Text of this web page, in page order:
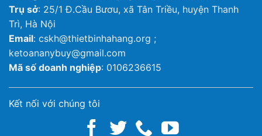
Trụ sở: 25/1 Đ.Cầu Bươu, xã Tân Triều, huyện Thanh
Trì, Hà Nội
Email: cskh@thietbinhahang.org ;
ketoananybuy@gmail.com
Mã số doanh nghiệp: 0106236615
Kết nối với chúng tôi